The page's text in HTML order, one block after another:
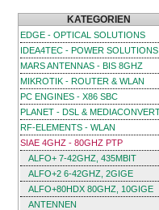
KATEGORIEN
EDGE - OPTICAL SOLUTIONS
IDEA4TEC - POWER SOLUTIONS
MARS ANTENNAS - BIS 8GHZ
MIKROTIK - ROUTER & WLAN
PC ENGINES - X86 SBC
PLANET - DSL &
RF-ELEMENTS - WLAN
SIAE 4GHZ - 80GHZ PTP
ALFO+ 7-42GHZ, 435MBIT
ALFO+2 6-42GHZ, 2GIGE
ALFO+80HDX 80GHZ, 10GIGE
ANTENNEN